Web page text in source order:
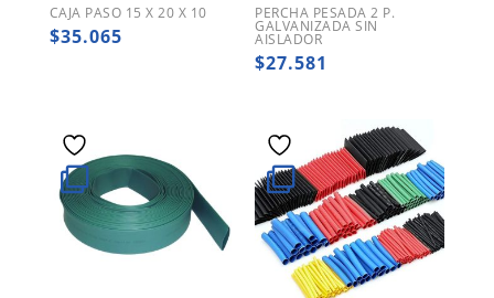
CAJA PASO 15 X 20 X 10
$35.065
PERCHA PESADA 2 P.
GALVANIZADA SIN
AISLADOR
$27.581